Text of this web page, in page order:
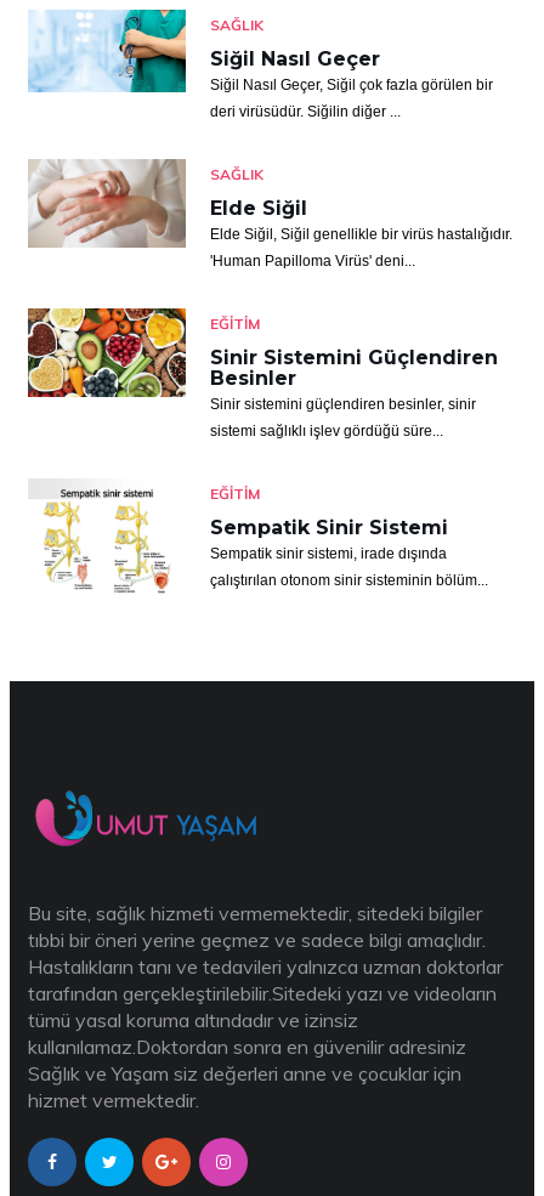
SAĞLIK
Siğil Nasıl Geçer
Siğil Nasıl Geçer, Siğil çok fazla görülen bir
deri virüsüdür. Siğilin diğer ...
SAĞLIK
Elde Siğil
Elde Siğil, Siğil genellikle bir virüs hastalığıdır.
'Human Papilloma Virüs' deni...
EĞITIM
Sinir Sistemini Güçlendiren
Besinler
Sinir sistemini güçlendiren besinler, sinir
sistemi sağlıklı işlev gördüğü süre...
EĞITIM
Sempatik Sinir Sistemi
Sempatik sinir sistemi, irade dışında
çalıştırılan otonom sinir sisteminin bölüm...
Bu site, sağlık hizmeti vermemektedir, sitedeki bilgiler
tıbbi bir öneri yerine geçmez ve sadece bilgi amaçlıdır.
Hastalıkların tanı ve tedavileri yalnızca uzman doktorlar
tarafından gerçekleştirilebilir.Sitedeki yazı ve videoların
tümü yasal koruma altındadır ve izinsiz
kullanılamaz.Doktordan sonra en güvenilir adresiniz
Sağlık ve Yaşam siz değerleri anne ve çocuklar için
hizmet vermektedir.